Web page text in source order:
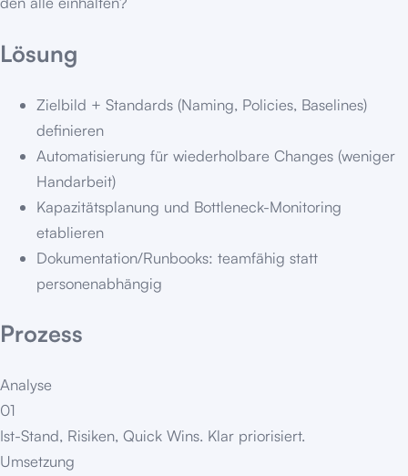
Lösung
Zielbild + Standards (Naming, Policies, Baselines)
definieren
Automatisierung für wiederholbare Changes (weniger
Handarbeit)
Kapazitätsplanung und Bottleneck-Monitoring
etablieren
Dokumentation/Runbooks: teamfähig statt
personenabhängig
Prozess
Analyse
01
Ist-Stand, Risiken, Quick Wins. Klar priorisiert.
Umsetzung